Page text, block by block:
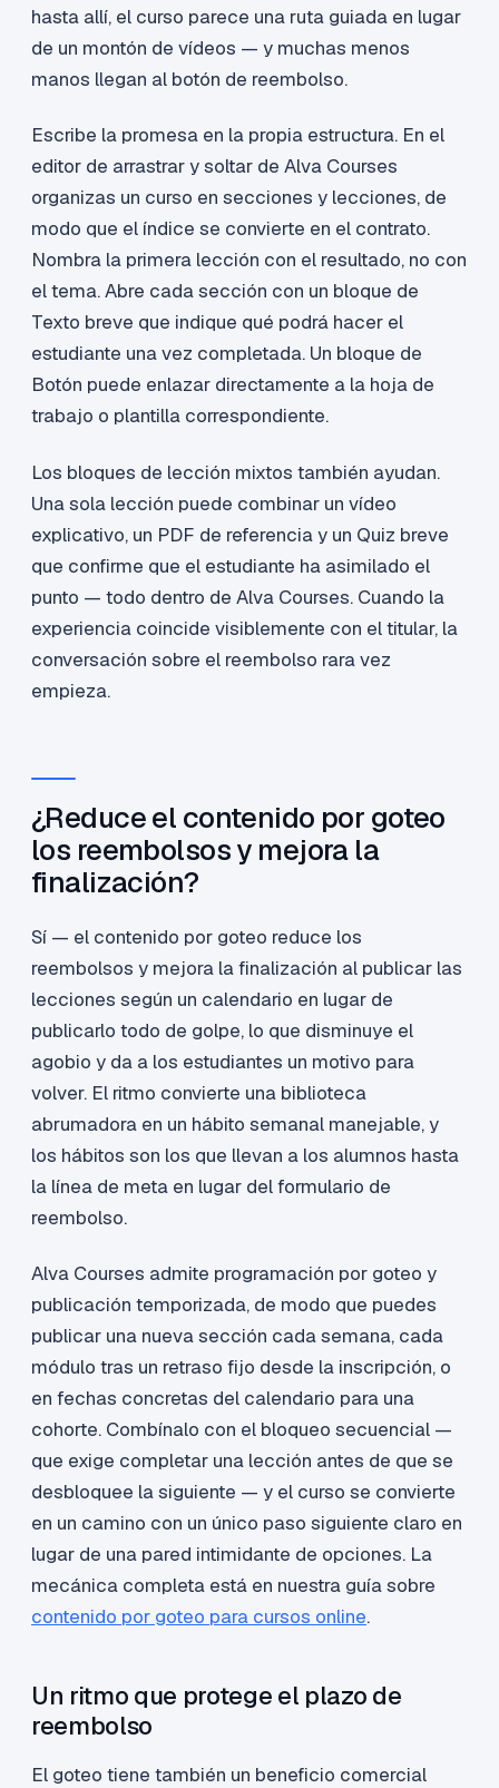
hasta allí, el curso parece una ruta guiada en lugar
de un montón de vídeos — y muchas menos
manos llegan al botón de reembolso.
Escribe la promesa en la propia estructura. En el
editor de arrastrar y soltar de Alva Courses
organizas un curso en secciones y lecciones, de
modo que el índice se convierte en el contrato.
Nombra la primera lección con el resultado, no con
el tema. Abre cada sección con un bloque de
Texto breve que indique qué podrá hacer el
estudiante una vez completada. Un bloque de
Botón puede enlazar directamente a la hoja de
trabajo o plantilla correspondiente.
Los bloques de lección mixtos también ayudan.
Una sola lección puede combinar un vídeo
explicativo, un PDF de referencia y un Quiz breve
que confirme que el estudiante ha asimilado el
punto — todo dentro de Alva Courses. Cuando la
experiencia coincide visiblemente con el titular, la
conversación sobre el reembolso rara vez
empieza.
¿Reduce el contenido por goteo
los reembolsos y mejora la
finalización?
Sí — el contenido por goteo reduce los
reembolsos y mejora la finalización al publicar las
lecciones según un calendario en lugar de
publicarlo todo de golpe, lo que disminuye el
agobio y da a los estudiantes un motivo para
volver. El ritmo convierte una biblioteca
abrumadora en un hábito semanal manejable, y
los hábitos son los que llevan a los alumnos hasta
la línea de meta en lugar del formulario de
reembolso.
Alva Courses admite programación por goteo y
publicación temporizada, de modo que puedes
publicar una nueva sección cada semana, cada
módulo tras un retraso fijo desde la inscripción, o
en fechas concretas del calendario para una
cohorte. Combínalo con el bloqueo secuencial —
que exige completar una lección antes de que se
desbloquee la siguiente — y el curso se convierte
en un camino con un único paso siguiente claro en
lugar de una pared intimidante de opciones. La
mecánica completa está en nuestra guía sobre
contenido por goteo para cursos online.
Un ritmo que protege el plazo de
reembolso
El goteo tiene también un beneficio comercial